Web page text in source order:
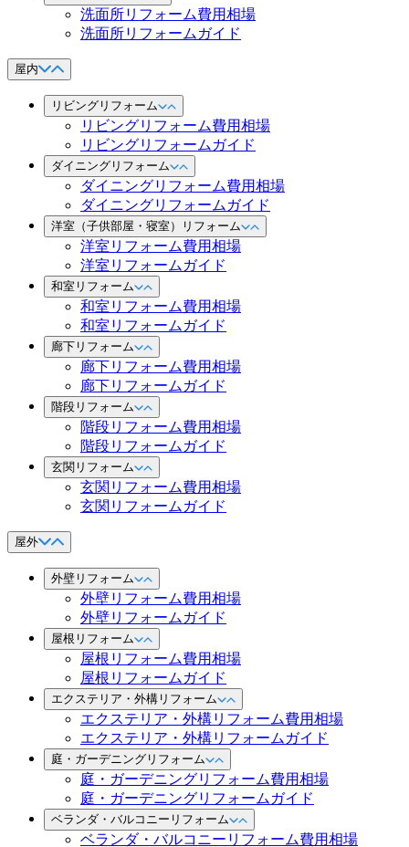
洗面所リフォーム費用相場
洗面所リフォームガイド
屋内
リビングリフォーム
リビングリフォーム費用相場
リビングリフォームガイド
ダイニングリフォーム
ダイニングリフォーム費用相場
ダイニングリフォームガイド
洋室（子供部屋・寝室）リフォーム
洋室リフォーム費用相場
洋室リフォームガイド
和室リフォーム
和室リフォーム費用相場
和室リフォームガイド
廊下リフォーム
廊下リフォーム費用相場
廊下リフォームガイド
階段リフォーム
階段リフォーム費用相場
階段リフォームガイド
玄関リフォーム
玄関リフォーム費用相場
玄関リフォームガイド
屋外
外壁リフォーム
外壁リフォーム費用相場
外壁リフォームガイド
屋根リフォーム
屋根リフォーム費用相場
屋根リフォームガイド
エクステリア・外構リフォーム
エクステリア・外構リフォーム費用相場
エクステリア・外構リフォームガイド
庭・ガーデニングリフォーム
庭・ガーデニングリフォーム費用相場
庭・ガーデニングリフォームガイド
ベランダ・バルコニーリフォーム
ベランダ・バルコニーリフォーム費用相場